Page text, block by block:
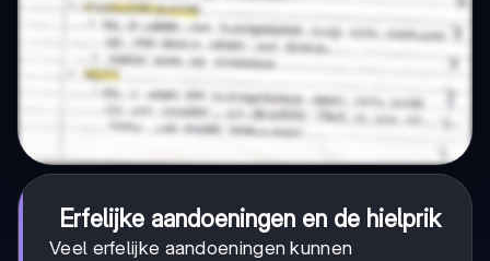
Erfelijke aandoeningen en de hielprik
Veel erfelijke aandoeningen kunnen